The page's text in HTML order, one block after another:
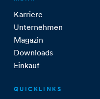
Karriere
Unternehmen
Magazin
Downloads
Einkauf
QUICKLINKS